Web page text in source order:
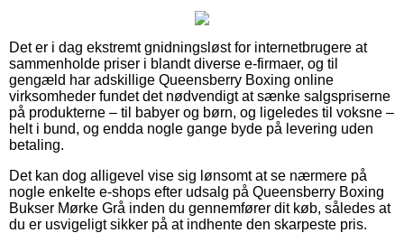
Det er i dag ekstremt gnidningsløst for internetbrugere at
sammenholde priser i blandt diverse e-firmaer, og til
gengæld har adskillige Queensberry Boxing online
virksomheder fundet det nødvendigt at sænke salgspriserne
på produkterne – til babyer og børn, og ligeledes til voksne –
helt i bund, og endda nogle gange byde på levering uden
betaling.
Det kan dog alligevel vise sig lønsomt at se nærmere på
nogle enkelte e-shops efter udsalg på Queensberry Boxing
Bukser Mørke Grå inden du gennemfører dit køb, således at
du er usvigeligt sikker på at indhente den skarpeste pris.